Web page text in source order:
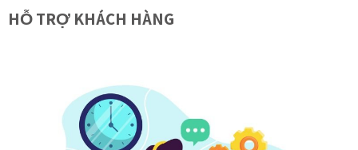
HỖ TRỢ KHÁCH HÀNG